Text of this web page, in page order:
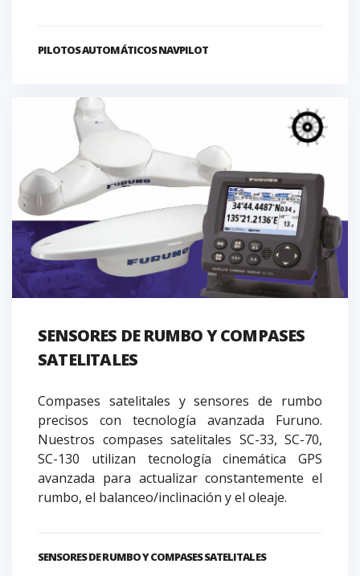
PILOTOS AUTOMÁTICOS NAVPILOT
SENSORES DE RUMBO Y COMPASES
SATELITALES
Compases satelitales y sensores de rumbo
precisos con tecnología avanzada Furuno.
Nuestros compases satelitales SC-33, SC-70,
SC-130 utilizan tecnología cinemática GPS
avanzada para actualizar constantemente el
rumbo, el balanceo/inclinación y el oleaje.
SENSORES DE RUMBO Y COMPASES SATELITALES